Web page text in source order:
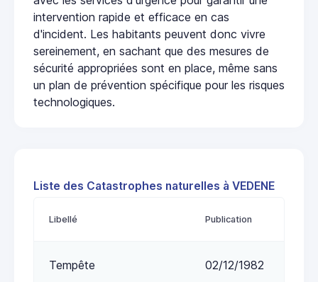
intervention rapide et efficace en cas
d'incident. Les habitants peuvent donc vivre
sereinement, en sachant que des mesures de
sécurité appropriées sont en place, même sans
un plan de prévention spécifique pour les risques
technologiques.
Liste des Catastrophes naturelles à VEDENE
Libellé Publication
Tempête 02/12/1982